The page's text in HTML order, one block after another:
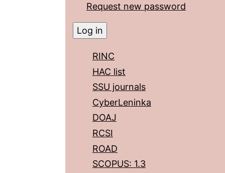
Request new password
RINC
HAC list
SSU journals
CyberLeninka
DOAJ
RCSI
ROAD
SCOPUS: 1.3